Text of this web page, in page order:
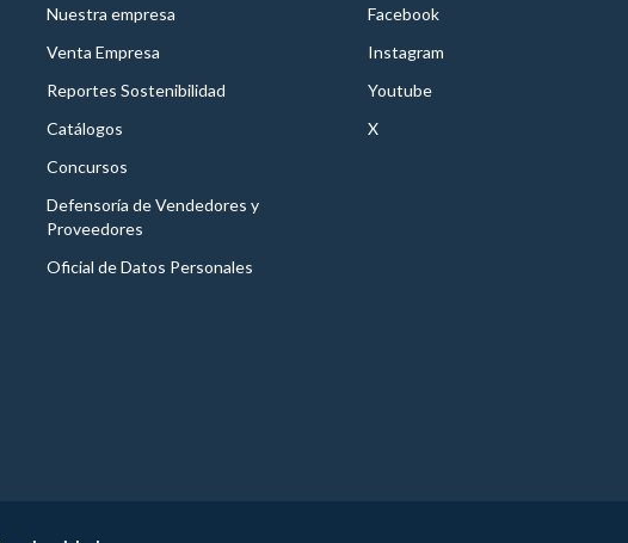
Nuestra empresa
Venta Empresa
Reportes Sostenibilidad
Catálogos
Concursos
Defensoría de Vendedores y
Proveedores
Oficial de Datos Personales
Facebook
Instagram
Youtube
X